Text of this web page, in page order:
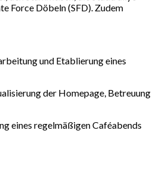
Force Döbeln (SFD). Zudem
und Etablierung eines
der Homepage, Betreuung
eines regelmäßigen Caféabends